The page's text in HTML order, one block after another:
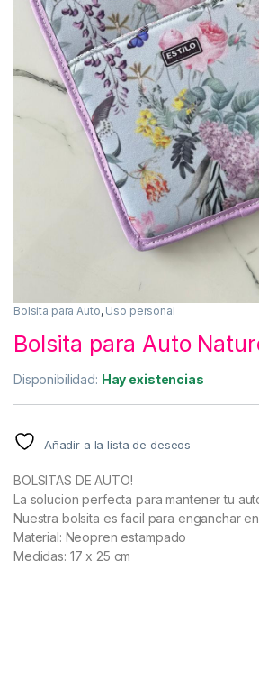
Bolsita para Auto, Uso personal
Bolsita para Auto
Disponibilidad: Hay existencias
Añadir a la lista de deseos
BOLSITAS DE AUTO!
La solucion perfecta para mantener tu
Nuestra bolsita es facil para enganchar
Material: Neopren estampado
Medidas: 17 x 25 cm